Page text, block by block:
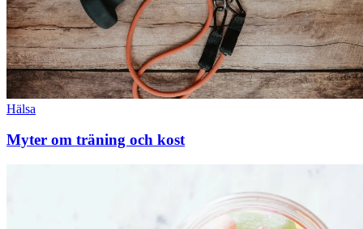
Hälsa
Myter om träning och kost